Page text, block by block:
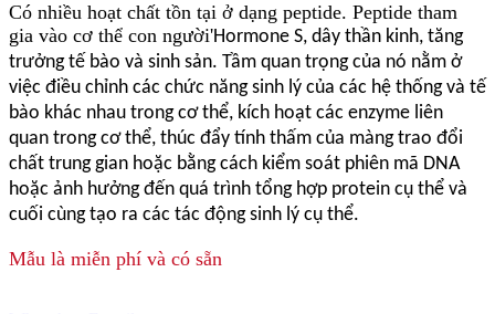
Có nhiều hoạt chất tồn tại ở dạng peptide. Peptide tham
gia vào cơ thể con người'Hormone S, dây thần kinh, tăng
trưởng tế bào và sinh sản. Tầm quan trọng của nó nằm ở
việc điều chỉnh các chức năng sinh lý của các hệ thống và tế
bào khác nhau trong cơ thể, kích hoạt các enzyme liên
quan trong cơ thể, thúc đẩy tính thấm của màng trao đổi
chất trung gian hoặc bằng cách kiểm soát phiên mã DNA
hoặc ảnh hưởng đến quá trình tổng hợp protein cụ thể và
cuối cùng tạo ra các tác động sinh lý cụ thể.
Mẫu là miễn phí và có sẵn